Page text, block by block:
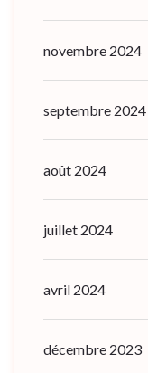
novembre 2024
septembre 2024
août 2024
juillet 2024
avril 2024
décembre 2023